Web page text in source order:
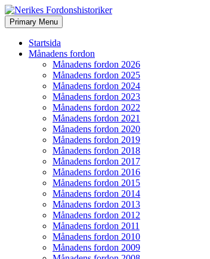
Nerikes Fordonshistoriker
Search
Primary Menu Skip
to
Startsida
Månadens fordon
Månadens fordon 2026
Månadens fordon 2025
Månadens fordon 2024
Månadens fordon 2023
Månadens fordon 2022
Månadens fordon 2021
Månadens fordon 2020
Månadens fordon 2019
Månadens fordon 2018
Månadens fordon 2017
Månadens fordon 2016
Månadens fordon 2015
Månadens fordon 2014
Månadens fordon 2013
Månadens fordon 2012
Månadens fordon 2011
Månadens fordon 2010
Månadens fordon 2009